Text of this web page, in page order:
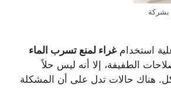
بشركة
استخدامغراء لمنع تسرب الماء
الطفيفة، إلا أنه ليس حلاً
هناك حالات تدل على أن المشكلة